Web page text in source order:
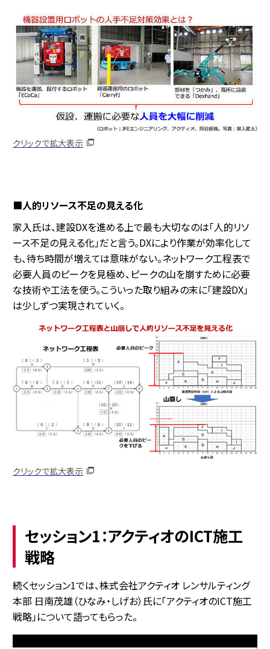
クリックで拡大表示
■人的リソース不足の見える化
家入氏は、建設DXを進める上で最も大切なのは「人的リソ
ース不足の見える化」だと言う。DXにより作業が効率化して
も、待ち時間が増えては意味がない。ネットワーク工程表で
必要人員のピークを見極め、ピークの山を崩すために必要
な技術や工法を使う。こういった取り組みの末に「建設DX」
は少しずつ実現されていく。
クリックで拡大表示
セッション1：アクティオのICT施工
戦略
続くセッション1では、株式会社アクティオ レンサルティング
本部 日南茂雄（ひなみ・しげお）氏に「アクティオのICT施工
戦略」について語ってもらった。